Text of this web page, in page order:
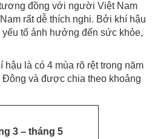
đồng với người Việt Nam
rất dễ thích nghi. Bởi khí hậu
tố ảnh hưởng đến sức khỏe,
hậu là có 4 mùa rõ rệt trong năm
Đông và được chia theo khoảng
3 – tháng 5